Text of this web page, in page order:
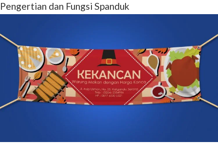
Pengertian dan Fungsi Spanduk